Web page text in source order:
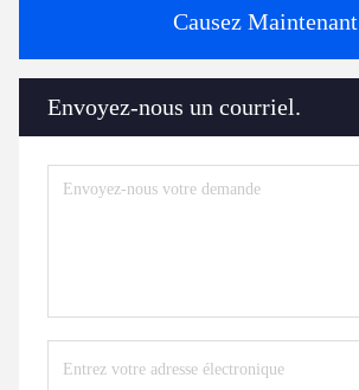
Causez Maintenant
Envoyez-nous un courriel.